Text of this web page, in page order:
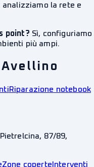
la rete e
point? Sì, configuriamo
più ampi.
Riparazione notebook
Pietrelcina, 87/89,
Zone coperteInterventi